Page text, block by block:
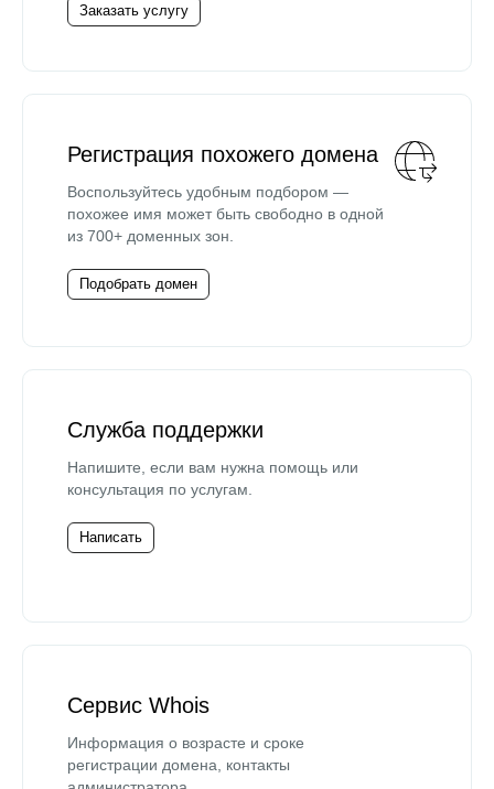
Заказать услугу
Регистрация похожего домена
Воспользуйтесь удобным подбором —
похожее имя может быть свободно в одной
из 700+ доменных зон.
Подобрать домен
Служба поддержки
Напишите, если вам нужна помощь или
консультация по услугам.
Написать
Сервис Whois
Информация о возрасте и сроке
регистрации домена, контакты